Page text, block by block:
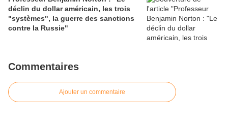
déclin du dollar américain, les trois
"systèmes", la guerre des sanctions
contre la Russie"
Commentaires
Ajouter un commentaire